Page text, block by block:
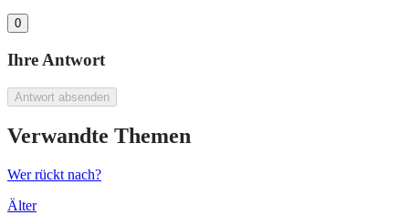
0
Ihre Antwort
Antwort absenden
Verwandte Themen
Wer rückt nach?
Älter